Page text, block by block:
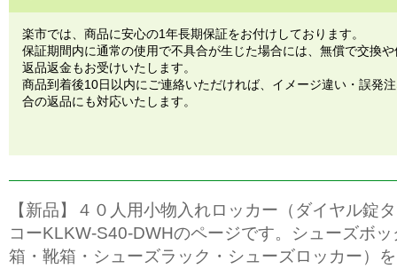
楽市では、商品に安心の1年長期保証をお付けしております。
保証期間内に通常の使用で不具合が生じた場合には、無償で交換
返品返金もお受けいたします。
商品到着後10日以内にご連絡いただければ、イメージ違い・誤発
合の返品にも対応いたします。
【新品】４０人用小物入れロッカー（ダイヤル錠
コーKLKW-S40-DWHのページです。シューズボ
箱・靴箱・シューズラック・シューズロッカー）